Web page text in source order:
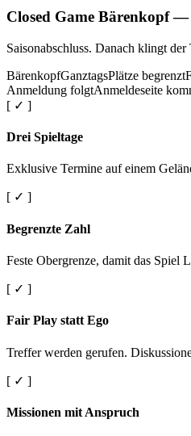
Closed Game Bärenkopf
Saisonabschluss. Danach klingt
BärenkopfGanztagsPlätze begrenzt
Anmeldung folgtAnmeldeseite
[ ✓ ]
Drei Spieltage
Exklusive Termine auf einem
[ ✓ ]
Begrenzte Zahl
Feste Obergrenze, damit das Spiel
[ ✓ ]
Fair Play statt Ego
Treffer werden gerufen.
[ ✓ ]
Missionen mit Anspruch